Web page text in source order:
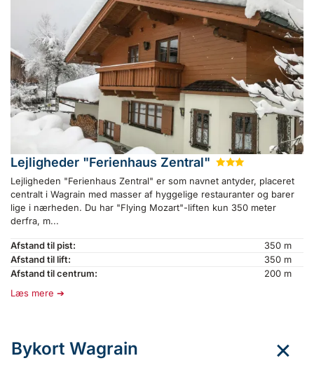
Lejligheder "Ferienhaus Zentral" ★★
Lejligheden "Ferienhaus Zentral" er som navnet antyder, placeret
centralt i Wagrain med masser af hyggelige restauranter og barer
lige i nærheden. Du har "Flying Mozart"-liften kun 350 meter
derfra, m...
Afstand til pist:
350 m
Afstand til lift:
350 m
Afstand til centrum:
200 m
Læs mere
Bykort Wagrain